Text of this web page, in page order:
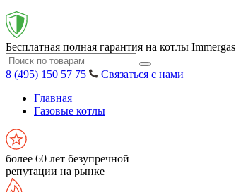
Бесплатная полная гарантия на котлы Immergas
8 (495) 150 57 75
Связаться с нами
Главная
Газовые котлы
более 60 лет безупречной
репутации на рынке